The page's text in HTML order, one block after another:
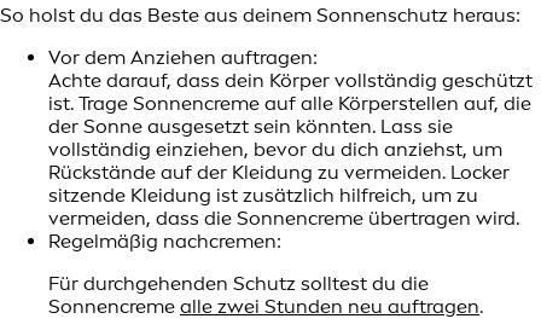
So holst du das Beste aus deinem Sonnenschutz heraus:
Vor dem Anziehen auftragen:
Achte darauf, dass dein Körper vollständig geschützt
ist. Trage Sonnencreme auf alle Körperstellen auf, die
der Sonne ausgesetzt sein könnten. Lass sie
vollständig einziehen, bevor du dich anziehst, um
Rückstände auf der Kleidung zu vermeiden. Locker
sitzende Kleidung ist zusätzlich hilfreich, um zu
vermeiden, dass die Sonnencreme übertragen wird.
Regelmäßig nachcremen:
Für durchgehenden Schutz solltest du die
Sonnencreme alle zwei Stunden neu auftragen.